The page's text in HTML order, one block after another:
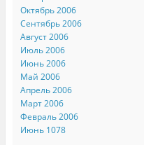
Октябрь 2006
Сентябрь 2006
Август 2006
Июль 2006
Июнь 2006
Май 2006
Апрель 2006
Март 2006
Февраль 2006
Июнь 1078